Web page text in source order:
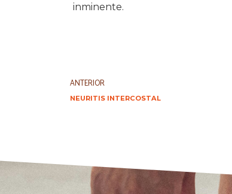
inminente.
ANTERIOR
NEURITIS INTERCOSTAL